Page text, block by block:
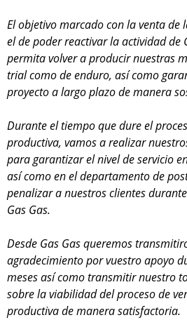
El objetivo marcado con la venta de
el de poder reactivar la actividad de
permita volver a producir nuestras
trial como de enduro, así como
proyecto a largo plazo de manera
Durante el tiempo que dure el
productiva, vamos a realizar
para garantizar el nivel de servicio
así como en el departamento de
penalizar a nuestros clientes
Gas Gas.
Desde Gas Gas queremos
agradecimiento por vuestro apoyo
meses así como transmitir nuestro
sobre la viabilidad del proceso de
productiva de manera satisfactoria.